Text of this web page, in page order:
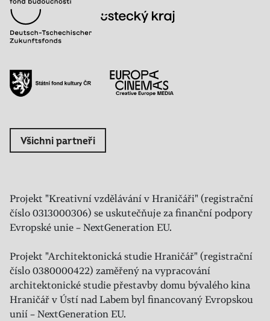
Všichni partneři
Projekt "Kreativní vzdělávání v Hraničáři" (registrační
číslo 0313000306) se uskutečňuje za finanční podpory
Evropské unie – NextGeneration EU.
Projekt "Architektonická studie Hraničář" (registrační
číslo 0380000422) zaměřený na vypracování
architektonické studie přestavby domu bývalého kina
Hraničář v Ústí nad Labem byl financovaný Evropskou
unií – NextGeneration EU.